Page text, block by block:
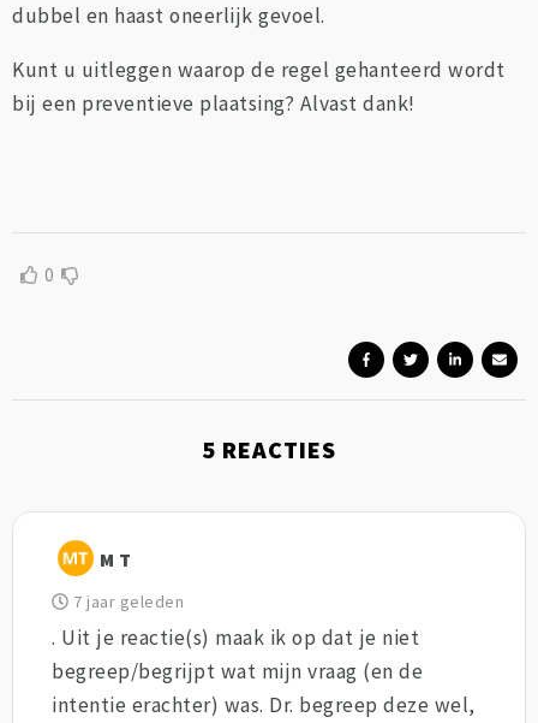
dubbel en haast oneerlijk gevoel.
Kunt u uitleggen waarop de regel gehanteerd wordt
bij een preventieve plaatsing? Alvast dank!
0
5 REACTIES
M T
7 jaar geleden
. Uit je reactie(s) maak ik op dat je niet
begreep/begrijpt wat mijn vraag (en de
intentie erachter) was. Dr. begreep deze wel,